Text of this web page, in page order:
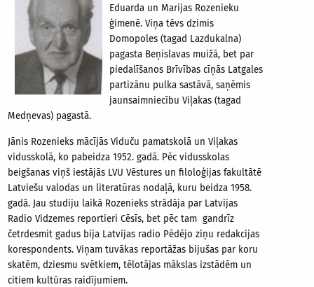
Eduarda un Marijas Rozenieku
ģimenē. Viņa tēvs dzimis
Domopoles (tagad Lazdukalna)
pagasta Beņislavas muižā, bet par
piedalīšanos Brīvības cīņās Latgales
partizānu pulka sastāvā, saņēmis
jaunsaimniecību Viļakas (tagad
Medņevas) pagastā.
Jānis Rozenieks mācījās Viduču pamatskolā un Viļakas
vidusskolā, ko pabeidza 1952. gadā. Pēc vidusskolas
beigšanas viņš iestājās LVU Vēstures un filoloģijas fakultātē
Latviešu valodas un literatūras nodaļā, kuru beidza 1958.
gadā. Jau studiju laikā Rozenieks strādāja par Latvijas
Radio Vidzemes reportieri Cēsīs, bet pēc tam gandrīz
četrdesmit gadus bija Latvijas radio Pēdējo ziņu redakcijas
korespondents. Viņam tuvākas reportāžas bijušas par koru
skatēm, dziesmu svētkiem, tēlotājas mākslas izstādēm un
citiem kultūras raidījumiem.